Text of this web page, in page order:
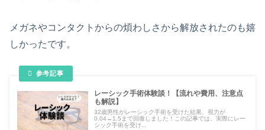
メガネやコンタクトからの煩わしさから解放されたのも嬉
しかったです。
レーシック手術体験談！【流れや費用、注意点
も解説】
32歳男性がレーシック手術を受けた結果、視力が
0.04→1.5まで回復しました！この記事では、実際にレー
シック手術を受け...